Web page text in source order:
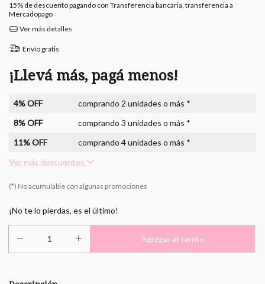
15% de descuentopagando con Transferencia bancaria, transferencia a
Mercadopago
Ver más detalles
Envío gratis
¡Llevá más, pagá menos!
4% OFF
comprando 2 unidades o más *
8% OFF
comprando 3 unidades o más *
11% OFF
comprando 4 unidades o más *
Ver más descuentos
(*) No acumulable con algunas promociones
¡No te lo pierdas, es el último!